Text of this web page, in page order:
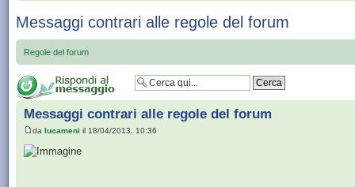
Messaggi contrari alle regole del forum
Regole del forum
Messaggi contrari alle regole del forum
da lucameni il 18/04/2013, 10:36